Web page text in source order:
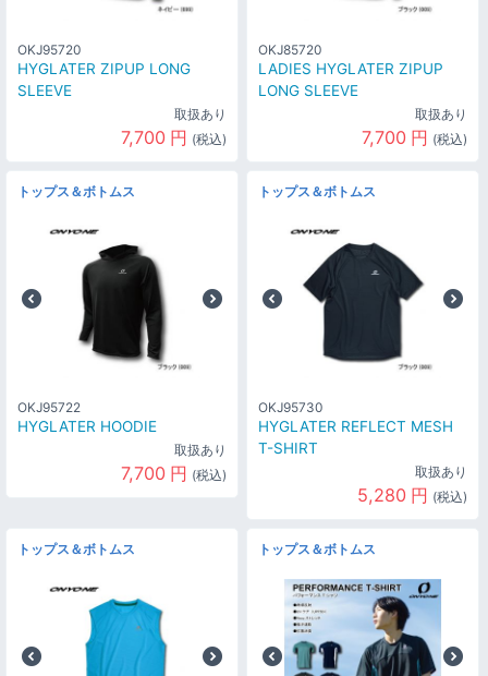
OKJ95720
HYGLATER ZIPUP LONG
SLEEVE
取扱あり
7,700 円 (税込)
OKJ85720
LADIES HYGLATER ZIPUP
LONG SLEEVE
取扱あり
7,700 円 (税込)
トップス＆ボトムス
OKJ95722
HYGLATER HOODIE
取扱あり
7,700 円 (税込)
トップス＆ボトムス
OKJ95730
HYGLATER REFLECT MESH
T-SHIRT
取扱あり
5,280 円 (税込)
トップス＆ボトムス トップス＆ボトムス